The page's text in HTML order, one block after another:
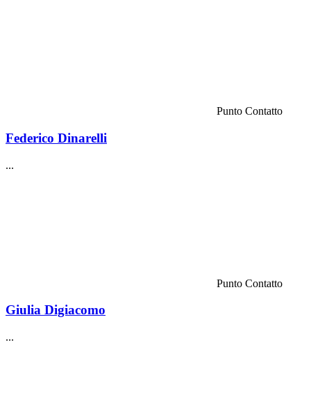
Punto Contatto
Federico Dinarelli
...
Punto Contatto
Giulia Digiacomo
...